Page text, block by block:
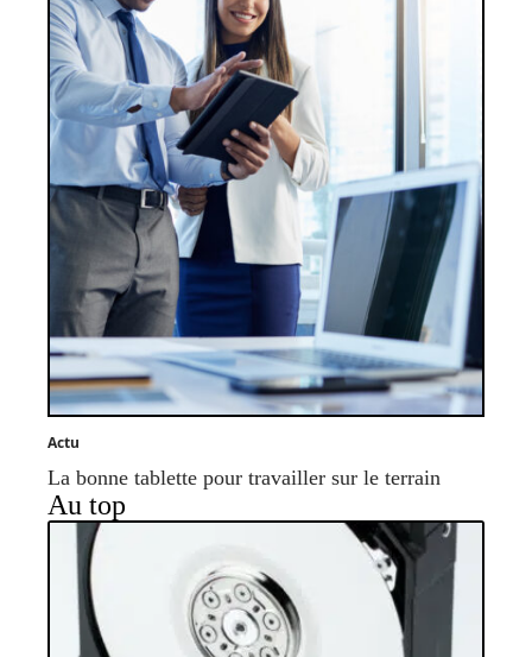
Actu
La bonne tablette pour travailler sur le terrain
Au top